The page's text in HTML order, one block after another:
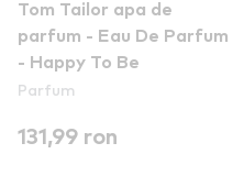
Tom Tailor apa de
parfum - Eau De Parfum
- Happy To Be
Parfum
131,99 ron